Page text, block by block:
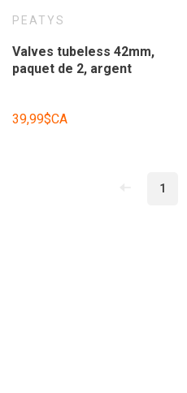
PEATYS
Valves tubeless 42mm,
paquet de 2, argent
39,99$CA
1